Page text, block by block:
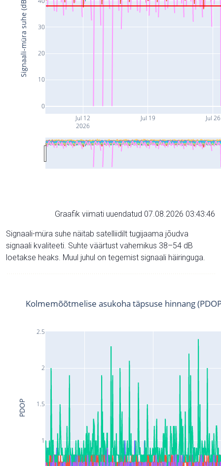
Jul 12
2026
Jul 19 Jul 26
0
10
20
30
Signaali-müra suhe (dB)
Graafik viimati uuendatud 07.08.2026 03:43:46
Signaali-müra suhe näitab satelliidilt tugijaama jõudva
signaali kvaliteeti. Suhte väärtust vahemikus 38–54 dB
loetakse heaks. Muul juhul on tegemist signaali häiringuga.
1
1.5
2
2.5
Kolmemõõtmelise asukoha täpsuse hinnang
PDOP